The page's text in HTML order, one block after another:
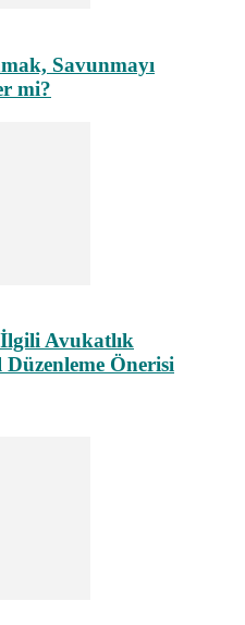
Savunmayı
mi?
Avukatlık
Önerisi